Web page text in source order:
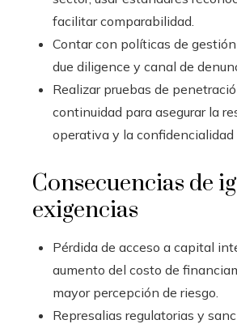
facilitar comparabilidad.
Contar con políticas de gestión
due diligence y canal de
Realizar pruebas de
continuidad para asegurar la
operativa y la confidencialidad
Consecuencias de
exigencias
Pérdida de acceso a capital
aumento del costo de
mayor percepción de riesgo.
Represalias regulatorias y